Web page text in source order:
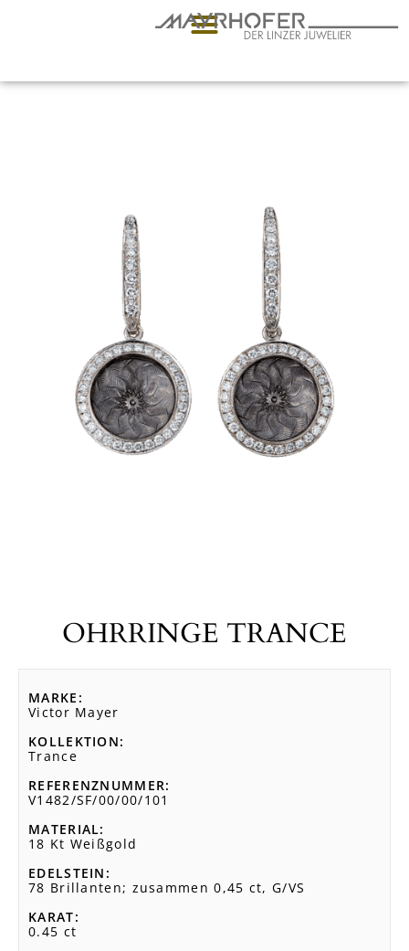
OHRRINGE TRANCE
MARKE
Victor Mayer
KOLLEKTION
Trance
REFERENZNUMMER
V1482/SF/00/00/101
MATERIAL
18 Kt Weißgold
EDELSTEIN
78 Brillanten; zusammen 0,45 ct, G/VS
KARAT
0.45 ct